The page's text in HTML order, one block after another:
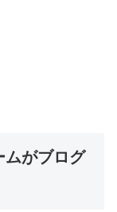
ムがブログ